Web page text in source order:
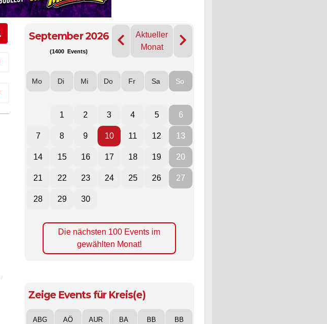
September 2026
(1400 Events)
Aktueller
Monat
Mo Di Mi Do Fr Sa So
1 2 3 4 5 6
7 8 9 10 11 12 13
14 15 16 17 18 19 20
21 22 23 24 25 26 27
28 29 30
Die nächsten 100 Events im
gewählten Monat!
Zeige Events für Kreis(e)
ABG AÖ AUR BA BB BB